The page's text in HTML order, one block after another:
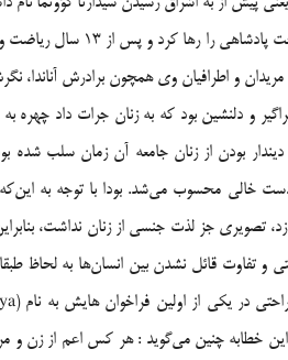
او در سن 29 سالگي
و اطرافيان وي همچون برادرش آناندا،
و دلنشين بود كه به زنان جرات داد
بودن از زنان جامعه آن زمان سلب شده
تصويري جز لذت جنسي از زنان نداشت،
تفاوت قائل نشدن بين انسان‌ها به لحاظ
خطابه چنين مي‌گويد : هر كس اعم از زن و مرد